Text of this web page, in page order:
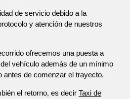
de servicio debido a la
y atención de nuestros
ofrecemos una puesta a
vehículo además de un mínimo
antes de comenzar el trayecto.
el retorno, es decir Taxi de